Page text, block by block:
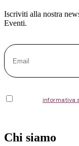
Iscriviti alla nostra
Eventi.
informativa
Chi siamo